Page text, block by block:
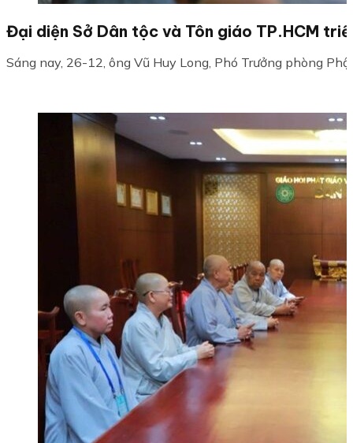
Đại diện Sở Dân tộc và Tôn giáo TP.HCM
Sáng nay, 26-12, ông Vũ Huy Long, Phó Trưởng phòng